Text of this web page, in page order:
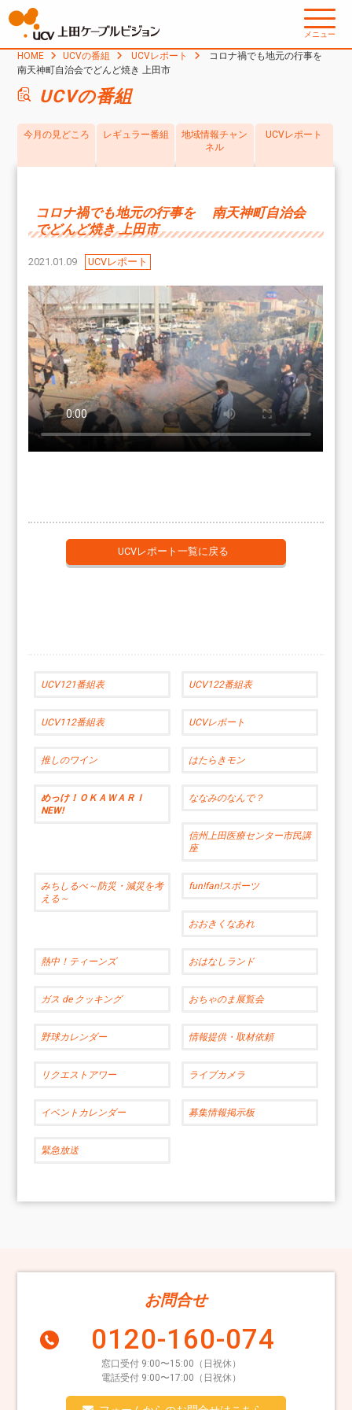
メニュー
HOME UCVの番組 UCVレポート
コロナ禍でも地元の行事を
南天神町自治会でどんど焼き 上田市
UCVの番組
今月の見どころ レギュラー番組
地域情報チャン
ネル
UCVレポート
コロナ禍でも地元の行事を 南天神町自治会
でどんど焼き 上田市
2021.01.09 UCVレポート
UCVレポート一覧に戻る
UCV121番組表 UCV122番組表
UCV112番組表 UCVレポート
推しのワイン はたらきモン
めっけ！ＯＫＡＷＡＲＩ
NEW!
ななみのなんで？
信州上田医療センター市民講
座
みちしるべ～防災・減災を考
える～
fun!fan!スポーツ
おおきくなあれ
熱中！ティーンズ おはなしランド
ガス de クッキング おちゃのま展覧会
野球カレンダー 情報提供・取材依頼
リクエストアワー ライブカメラ
イベントカレンダー 募集情報掲示板
緊急放送
お問合せ
0120-160-074
窓口受付 9:00〜15:00（日祝休）
電話受付 9:00〜17:00（日祝休）